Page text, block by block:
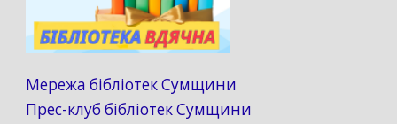
Мережа бібліотек Сумщини
Прес-клуб бібліотек Сумщини